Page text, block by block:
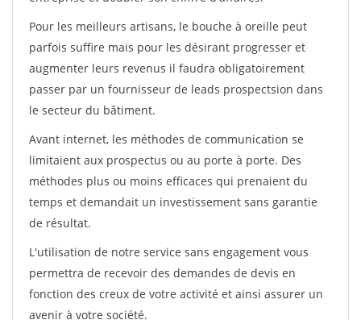
Pour les meilleurs artisans, le bouche à oreille peut
parfois suffire mais pour les désirant progresser et
augmenter leurs revenus il faudra obligatoirement
passer par un fournisseur de leads prospectsion dans
le secteur du bâtiment.
Avant internet, les méthodes de communication se
limitaient aux prospectus ou au porte à porte. Des
méthodes plus ou moins efficaces qui prenaient du
temps et demandait un investissement sans garantie
de résultat.
L'utilisation de notre service sans engagement vous
permettra de recevoir des demandes de devis en
fonction des creux de votre activité et ainsi assurer un
avenir à votre société.